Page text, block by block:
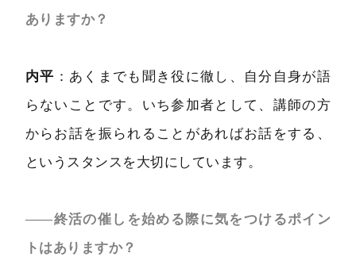
ありますか？
内平 ：あくまでも聞き役に徹し、自分自身が語
らないことです。いち参加者として、講師の方
からお話を振られることがあればお話をする、
というスタンスを大切にしています。
――終活の催しを始める際に気をつけるポイン
トはありますか？